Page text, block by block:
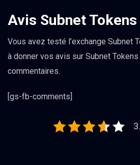
Avis Subnet Tokens
Vous avez testé l’exchange Subnet
à donner vos avis sur Subnet
commentaires.
[gs-fb-comments]